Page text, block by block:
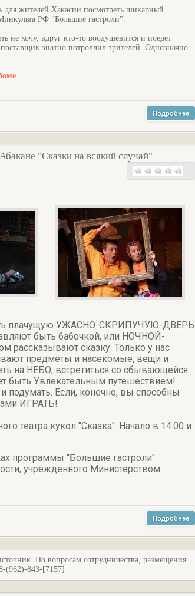
жителей Хакасии посмотреть шикарный
РФ "Большие гастроли".
не хочу, вдруг кто-то воодушевится и поедет
знатно потроллил зрителей. Однозначно -
Подробнее
"Сказки на всякий случай"
плачущую УЖАСНО-СКРИПУЧУЮ-ДВЕРЬ
быть бабочкой, или НОЧНОЙ-
сказку. Только у нас
предметы и насекомые, вещи и
на НЕБО, встретиться со сбывающейся
быть Увлекательным путешествием!
подумать. Если, конечно, вы способны
ИГРАТЬ!
театра кукол "Сказка". Начало в 14.00 и
программы "Большие гастроли"
учрежденного Министерством
Подробнее
По вопросам сотрудничества, размещения
(962)-843-[7157]